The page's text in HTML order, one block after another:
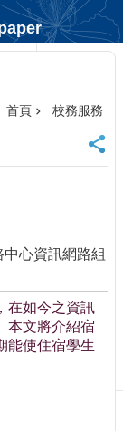
首頁 校務服務
心資訊網路組
在如今之資訊
本文將介紹宿
能使住宿學生